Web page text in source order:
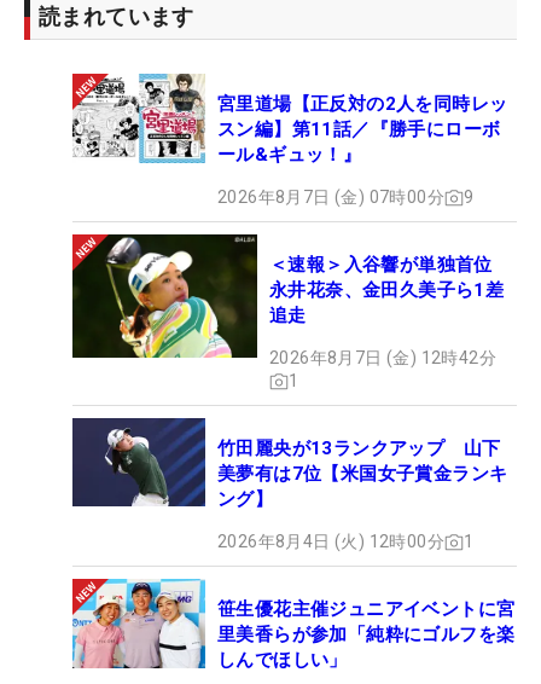
読まれています
宮里道場【正反対の2人を同時レッ
スン編】第11話／『勝手にローボ
ール&ギュッ！』
2026年8月7日 (金) 07時00分 9
＜速報＞入谷響が単独首位
永井花奈、金田久美子ら1差
追走
2026年8月7日 (金) 12時42分
1
竹田麗央が13ランクアップ 山下
美夢有は7位【米国女子賞金ランキ
ング】
2026年8月4日 (火) 12時00分 1
笹生優花主催ジュニアイベントに宮
里美香らが参加「純粋にゴルフを楽
しんでほしい」